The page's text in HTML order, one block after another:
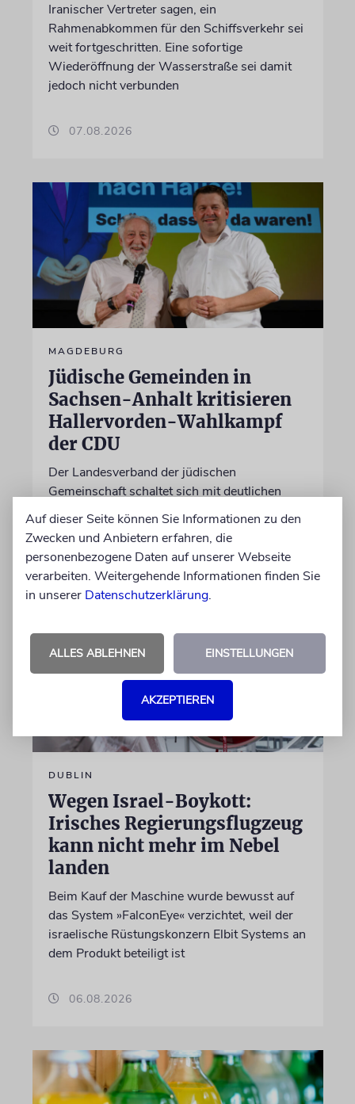
Iranischer Vertreter sagen, ein
Rahmenabkommen für den Schiffsverkehr sei
weit fortgeschritten. Eine sofortige
Wiederöffnung der Wasserstraße sei damit
jedoch nicht verbunden
07.08.2026
MAGDEBURG
Jüdische Gemeinden in
Sachsen-Anhalt kritisieren
Hallervorden-Wahlkampf
der CDU
Der Landesverband der jüdischen
Gemeinschaft schaltet sich mit deutlichen
Worten in die Debatte ein
06.08.2026
DUBLIN
Wegen Israel-Boykott:
Irisches Regierungsflugzeug
kann nicht mehr im Nebel
landen
Beim Kauf der Maschine wurde bewusst auf
das System »FalconEye« verzichtet, weil der
israelische Rüstungskonzern Elbit Systems an
dem Produkt beteiligt ist
06.08.2026
Auf dieser Seite können Sie Informationen zu den
Zwecken und Anbietern erfahren, die
personenbezogene Daten auf unserer Webseite
verarbeiten. Weitergehende Informationen finden Sie
in unserer Datenschutzerklärung.
ALLES ABLEHNEN EINSTELLUNGEN
AKZEPTIEREN